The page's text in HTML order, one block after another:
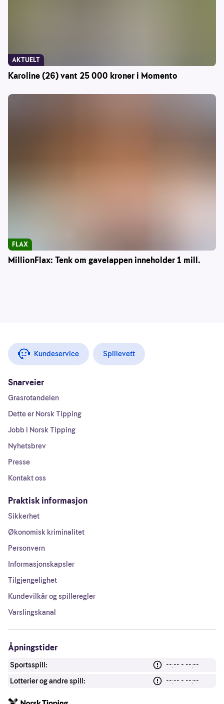
Karoline (26) vant 25 000 kroner i Momento
AKTUELT
MillionFlax: Tenk om gavelappen inneholder 1 mill.
FLAX
Kundeservice Spillevett
Snarveier
Grasrotandelen
Dette er Norsk Tipping
Jobb i Norsk Tipping
Nyhetsbrev
Presse
Kontakt oss
Praktisk informasjon
Sikkerhet
Økonomisk kriminalitet
Personvern
Informasjonskapsler
Tilgjengelighet
Kundevilkår og spilleregler
Varslingskanal
Åpningstider
Sportsspill:
--:-- - --:--
Lotterier og andre spill:
--:-- - --:--